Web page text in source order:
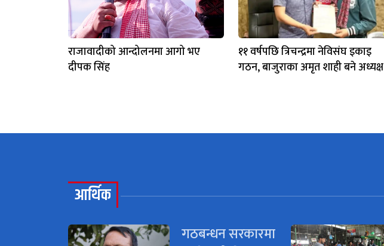
राजावादीको आन्दोलनमा आगो भए
दीपक सिंह
११ वर्षपछि त्रिचन्द्रमा नेविसंघ इकाइ
गठन, बाजुराका अमृत शाही बने अध्यक्ष
आर्थिक
गठबन्धन सरकारमा